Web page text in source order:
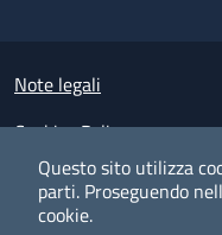
Questo sito utilizza
parti. Proseguendo
cookie.
Small prints
Note legali
Cookies Policy
Policy privacy e
Albo pretorio on-line